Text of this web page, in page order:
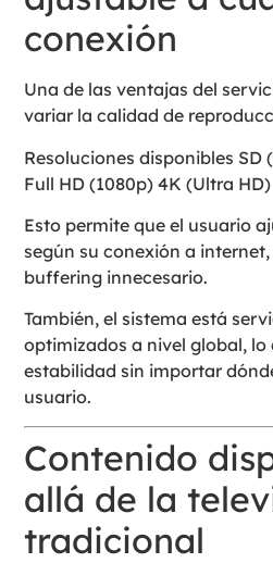
conexión
Una de las ventajas del
variar la calidad de
Resoluciones disponibles SD
Full HD (1080p) 4K (Ultra HD)
Esto permite que el usuario
según su conexión a
buffering innecesario.
También, el sistema está
optimizados a nivel global, lo
estabilidad sin importar
usuario.
Contenido
allá de la
tradicional